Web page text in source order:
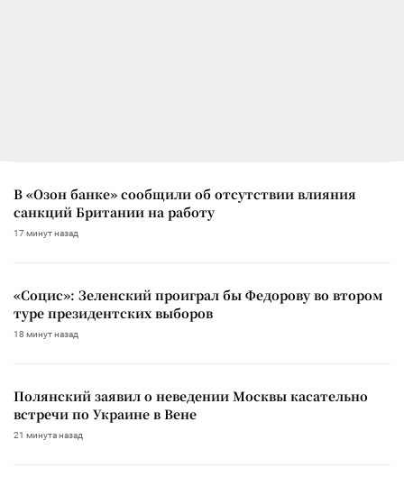
В «Озон банке» сообщили об отсутствии влияния
санкций Британии на работу
17 минут назад
«Социс»: Зеленский проиграл бы Федорову во втором
туре президентских выборов
18 минут назад
Полянский заявил о неведении Москвы касательно
встречи по Украине в Вене
21 минута назад